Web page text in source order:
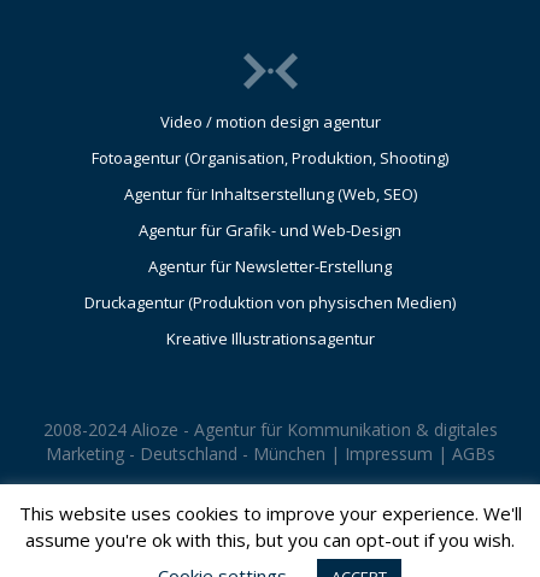
Video / motion design agentur
Fotoagentur (Organisation, Produktion, Shooting)
Agentur für Inhaltserstellung (Web, SEO)
Agentur für Grafik- und Web-Design
Agentur für Newsletter-Erstellung
Druckagentur (Produktion von physischen Medien)
Kreative Illustrationsagentur
2008-2024 Alioze - Agentur für Kommunikation & digitales
Marketing - Deutschland - München | Impressum | AGBs
This website uses cookies to improve your experience. We'll
assume you're ok with this, but you can opt-out if you wish.